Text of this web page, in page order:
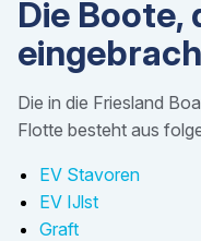
Die Boote,
Die in die Friesland
Flotte besteht aus
EV Stavoren
EV IJlst
Graft